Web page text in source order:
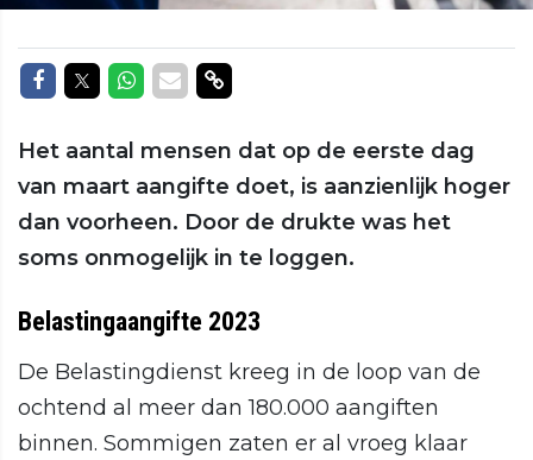
Delen op Facebook
Delen op Twitter
Delen op Whatsapp
Delen via Mail
Delen via link
Het aantal mensen dat op de eerste dag
van maart aangifte doet, is aanzienlijk hoger
dan voorheen. Door de drukte was het
soms onmogelijk in te loggen.
Belastingaangifte 2023
De Belastingdienst kreeg in de loop van de
ochtend al meer dan 180.000 aangiften
binnen. Sommigen zaten er al vroeg klaar